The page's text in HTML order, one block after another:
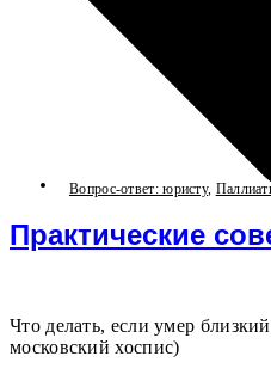
Вопрос-ответ: юристу,
Практические
Что делать, если умер
московский хоспис)